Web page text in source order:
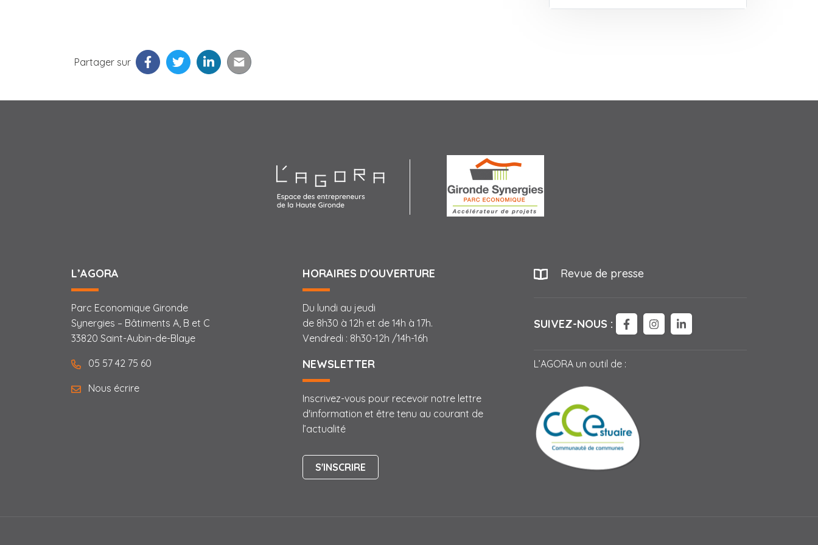
Partager sur
L’AGORA
Parc Economique Gironde
Synergies – Bâtiments A, B et C
33820 Saint-Aubin-de-Blaye
05 57 42 75 60
Nous écrire
HORAIRES D'OUVERTURE
Du lundi au jeudi
de 8h30 à 12h et de 14h à 17h.
Vendredi : 8h30-12h /14h-16h
NEWSLETTER
Inscrivez-vous pour recevoir notre lettre
d'information et être tenu au courant de
l’actualité
S'INSCRIRE
Revue de presse
SUIVEZ-NOUS : LIEN VERS LE COMPTE FACEBOOK
LIEN VERS LE COMPTE
LIEN VERS LE COMPTE
L’AGORA un outil de :